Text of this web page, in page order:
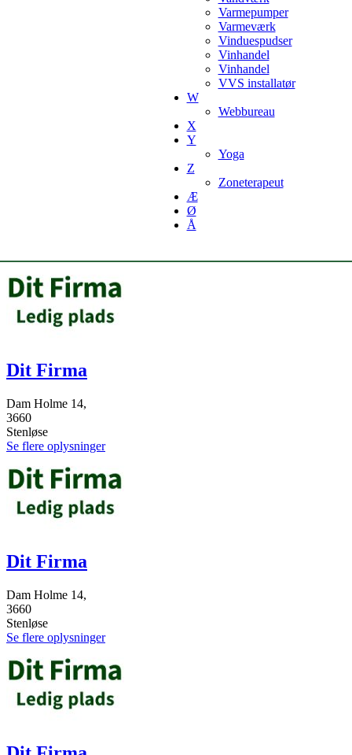
Varmepumper
Varmeværk
Vinduespudser
Vinhandel
Vinhandel
VVS installatør
W
Webbureau
X
Y
Yoga
Z
Zoneterapeut
Æ
Ø
Å
Dit Firma
Dam Holme 14,
3660
Stenløse
Se flere oplysninger
Dit Firma
Dam Holme 14,
3660
Stenløse
Se flere oplysninger